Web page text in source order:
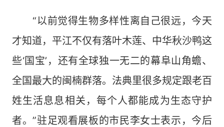
“以前觉得生物多样性离自己很远，今天
才知道，平江不仅有落叶木莲、中华秋沙鸭这
些‘国宝’，还有全球独一无二的幕阜山角蟾、
全国最大的闽楠群落。法典里很多规定跟老百
姓生活息息相关，每个人都能成为生态守护
者。”驻足观看展板的市民李女士表示，今后